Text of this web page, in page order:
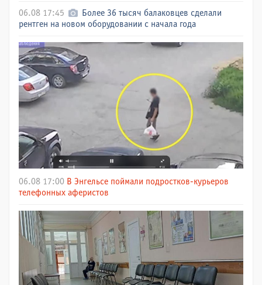
06.08 17:45
Более 36 тысяч балаковцев сделали
рентген на новом оборудовании с начала года
06.08 17:00 В Энгельсе поймали подростков-курьеров
телефонных аферистов